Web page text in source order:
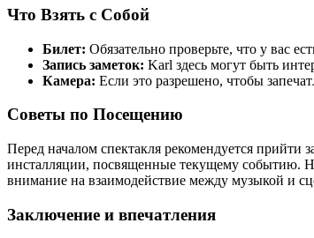
Что Взять с Собой
Билет: Обязательно проверьте, что у вас
Запись заметок: Karl здесь могут быть
Камера: Если это разрешено, чтобы
Советы по Посещению
Перед началом спектакля рекомендуется прийти
инсталляции, посвященные текущему событию.
внимание на взаимодействие между музыкой и
Заключение и впечатления